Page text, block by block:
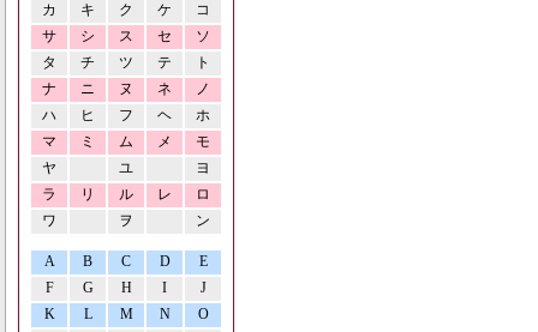
カ
キ ク ケ
コ
サ
シ ス セ
ソ
タ
チ ツ テ
ト
ナ
ニ ヌ ネ
ノ
ハ
ヒ フ ヘ
ホ
マ
ミ ム メ
モ
ヤ
ユ
ヨ
ラ
リ ル レ
ロ
ワ
ヲ ン
A B C D
E
F
G H I
J
K
L M N O